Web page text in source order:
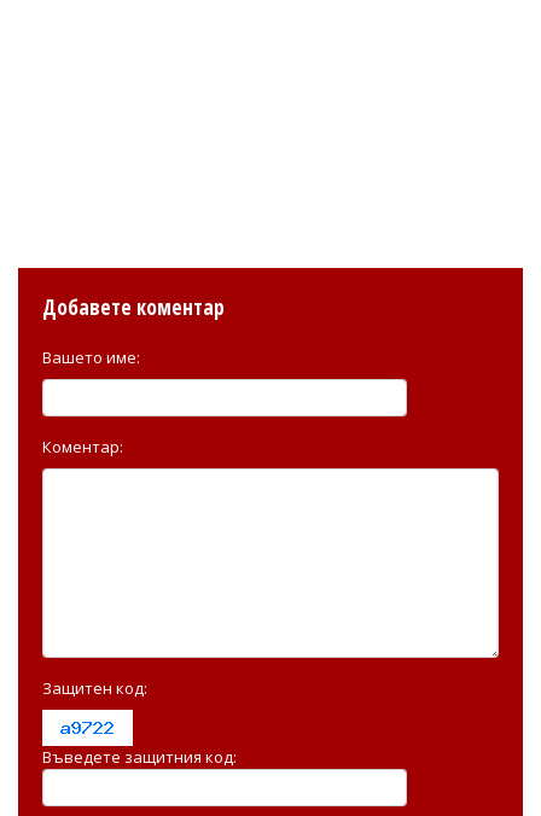
Добавете коментар
Вашето име:
Коментар:
Защитен код:
Въведете защитния код: